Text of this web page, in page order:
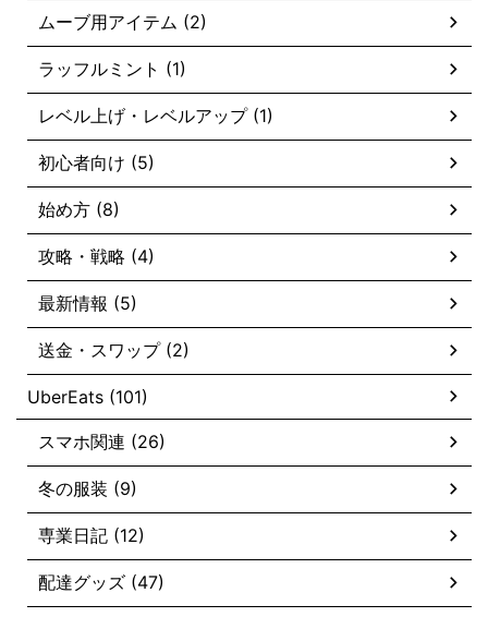
ムーブ用アイテム (2)
ラッフルミント (1)
レベル上げ・レベルアップ (1)
初心者向け (5)
始め方 (8)
攻略・戦略 (4)
最新情報 (5)
送金・スワップ (2)
UberEats (101)
スマホ関連 (26)
冬の服装 (9)
専業日記 (12)
配達グッズ (47)